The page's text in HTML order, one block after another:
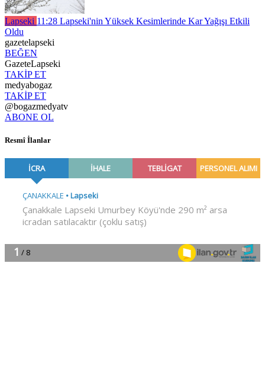
Lapseki 11:28 Lapseki'nin Yüksek Kesimlerinde Kar Yağışı Etkili
Oldu
gazetelapseki
BEĞEN
GazeteLapseki
TAKİP ET
medyabogaz
TAKİP ET
@bogazmedyatv
ABONE OL
Resmî İlanlar